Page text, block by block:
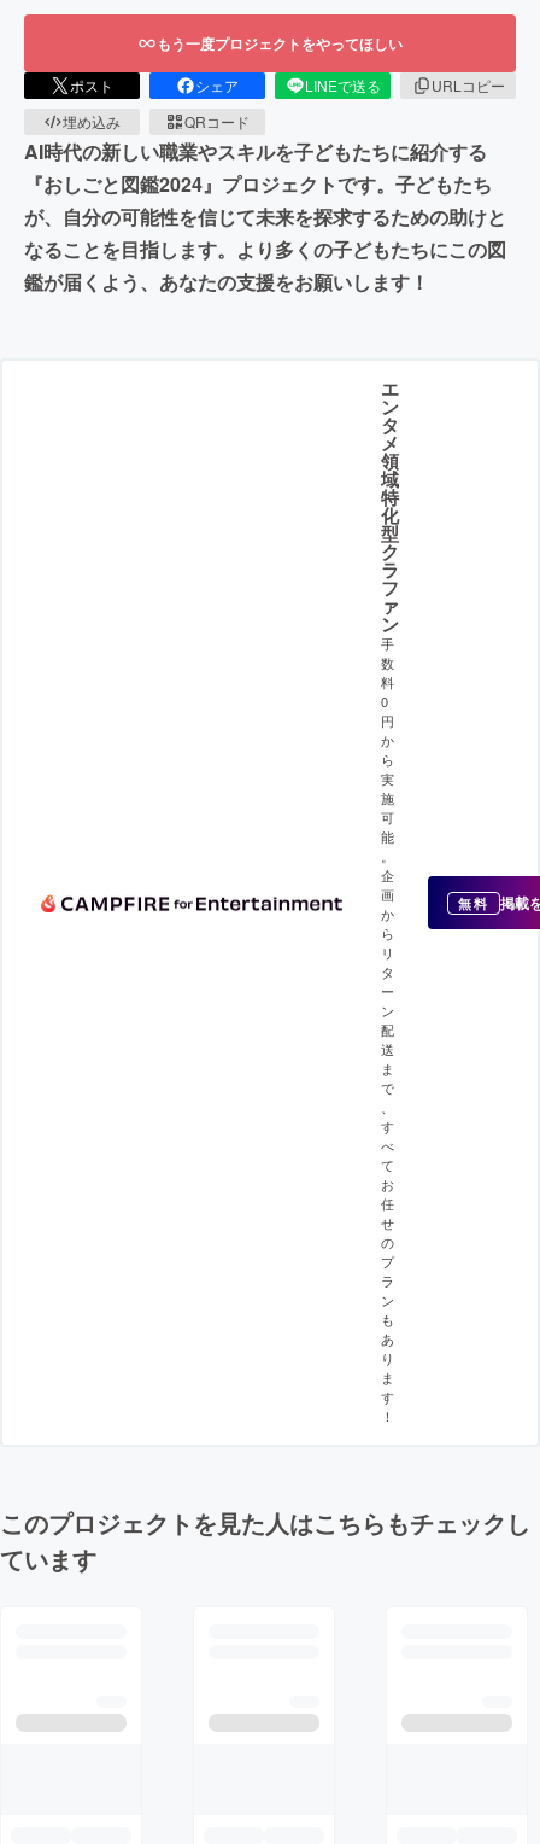
もう一度プロジェクトをやってほしい
ポスト シェア LINEで送る
URLコピー
埋め込み
QRコード
AI時代の新しい職業やスキルを子どもたちに紹介する
『おしごと図鑑2024』プロジェクトです。子どもたち
が、自分の可能性を信じて未来を探求するための助けと
なることを目指します。より多くの子どもたちにこの図
鑑が届くよう、あなたの支援をお願いします！
エ
ン
タ
メ
領
域
特
化
型
ク
ラ
フ
ァ
ン
手
数
料
0
円
か
ら
実
施
可
能
。
企
画
か
ら
リ
タ
ー
ン
配
送
ま
で
、
す
べ
て
お
任
せ
の
プ
ラ
ン
も
あ
り
ま
す
！
無料 掲載
このプロジェクトを見た人はこちらもチェックし
ています